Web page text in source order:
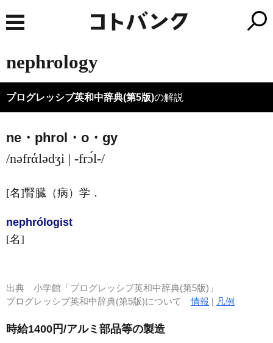
nephrology
プログレッシブ英和中辞典(第5版)の解説
ne・phrol・o・gy
/nəfrάlədʒi | -frɔ́l-/
[名]腎臓（病）学 ．
nephrólogist
[名]
出典 小学館「プログレッシブ英和中辞典(第5版)」
プログレッシブ英和中辞典(第5版)について情報 | 凡例
時給1400円/アルミ部品等の製造